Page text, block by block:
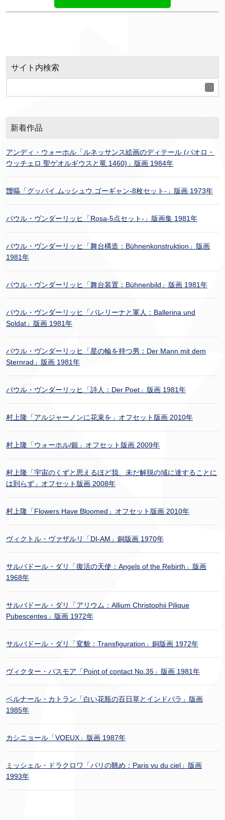
サイト内検索
新着作品
アンディ・ウォーホル「ルネッサンス絵画のディテール (パオロ・
ウッチェロ 聖ゲオルギウスと竜 1460)」版画 1984年
靉嘔「グッバイ.ムッシュウ.ゴーギャン-8枚セット-」版画 1973年
パウル・ヴンダーリッヒ「Rosa-5点セット-」版画集 1981年
パウル・ヴンダーリッヒ「舞台構造：Bühnenkonstruktion」版画
1981年
パウル・ヴンダーリッヒ「舞台装置：Bühnenbild」版画 1981年
パウル・ヴンダーリッヒ「バレリーナと軍人：Ballerina und
Soldat」版画 1981年
パウル・ヴンダーリッヒ「星の輪を持つ男：Der Mann mit dem
Sternrad」版画 1981年
パウル・ヴンダーリッヒ「詩人：Der Poet」版画 1981年
村上隆「アルジャーノンに花束を」オフセット版画 2010年
村上隆「ウォーホル/銀」オフセット版画 2009年
村上隆「宇宙のくずと思えるほど我、未だ解脱の域に達することに
は到らず」オフセット版画 2008年
村上隆「Flowers Have Bloomed」オフセット版画 2010年
ヴィクトル・ヴァザルリ「DI-AM」銅版画 1970年
サルバドール・ダリ「復活の天使：Angels of the Rebirth」版画
1968年
サルバドール・ダリ「アリウム：Allium Christophii Pilique
Pubescentes」版画 1972年
サルバドール・ダリ「変貌：Transfiguration」銅版画 1972年
ヴィクター・パスモア「Point of contact No.35」版画 1981年
ベルナール・カトラン「白い花瓶の百日草とインドバラ」版画
1985年
カシニョール「VOEUX」版画 1987年
ミッシェル・ドラクロワ「パリの眺め：Paris vu du ciel」版画
1993年